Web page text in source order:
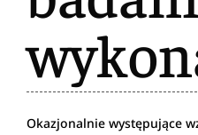
Okazjonalnie występujące